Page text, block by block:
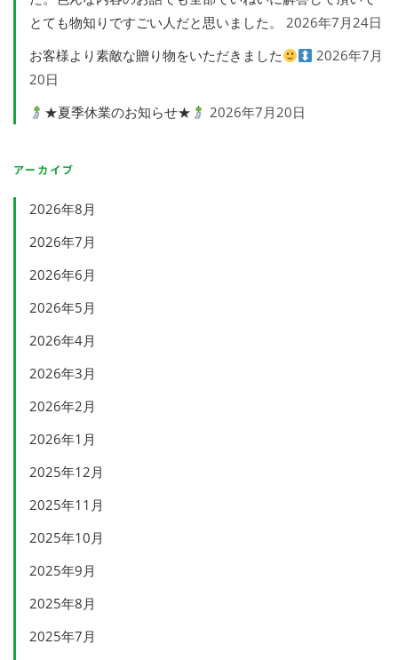
とても物知りですごい人だと思いました。
2026年7月24日
お客様より素敵な贈り物をいただきました
2026年7月
20日
★夏季休業のお知らせ★
2026年7月20日
アーカイブ
2026年8月
2026年7月
2026年6月
2026年5月
2026年4月
2026年3月
2026年2月
2026年1月
2025年12月
2025年11月
2025年10月
2025年9月
2025年8月
2025年7月